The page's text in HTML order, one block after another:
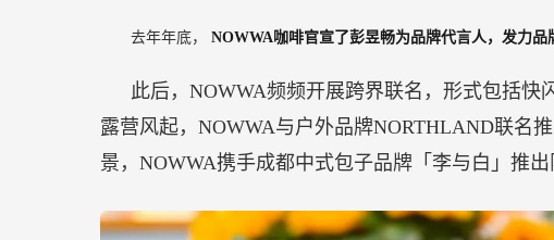
去年年底， NOWWA咖啡官宣了彭昱畅为品牌代言人，发力品
此后，NOWWA频频开展跨界联名，形式包括
露营风起，NOWWA与户外品牌NORTHLAND联名
景，NOWWA携手成都中式包子品牌「李与白」推出